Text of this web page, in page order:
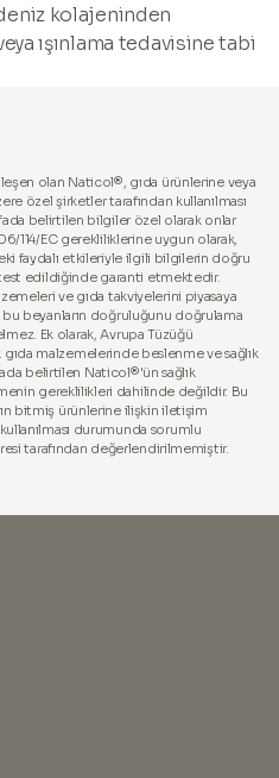
kolajeninden
ışınlama tedavisine tabi
olan Naticol®, gıda ürünlerine veya
özel şirketler tarafından kullanılması
belirtilen bilgiler özel olarak onlar
114/EC gerekliliklerine uygun olarak,
faydalı etkileriyle ilgili bilgilerin doğru
test edildiğinde garanti etmektedir.
ve gıda takviyelerini piyasaya
bu beyanların doğruluğunu doğrulama
Ek olarak, Avrupa Tüzüğü
malzemelerinde beslenme ve sağlık
belirtilen Naticol®'ün sağlık
gereklilikleri dahilinde değildir. Bu
bitmiş ürünlerine ilişkin iletişim
durumunda sorumlu
tarafından değerlendirilmemiştir.